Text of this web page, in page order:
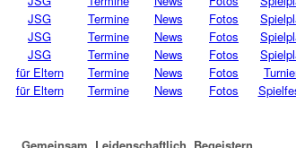
JSG Termine News Fotos
JSG Termine News Fotos
JSG Termine News Fotos
für Eltern Termine News Fotos
für Eltern Termine News Fotos